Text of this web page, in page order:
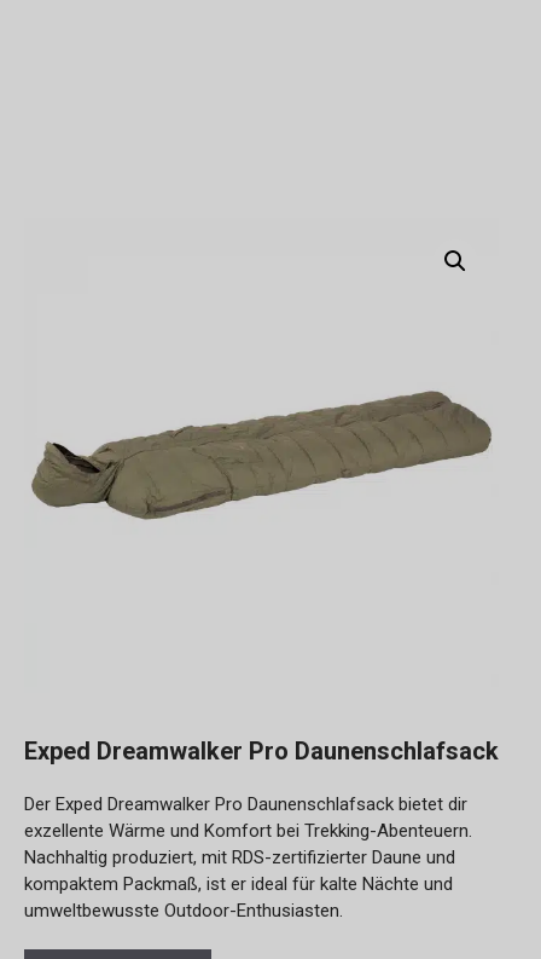
Exped Dreamwalker Pro Daunenschlafsack
Der Exped Dreamwalker Pro Daunenschlafsack bietet dir
exzellente Wärme und Komfort bei Trekking-Abenteuern.
Nachhaltig produziert, mit RDS-zertifizierter Daune und
kompaktem Packmaß, ist er ideal für kalte Nächte und
umweltbewusste Outdoor-Enthusiasten.